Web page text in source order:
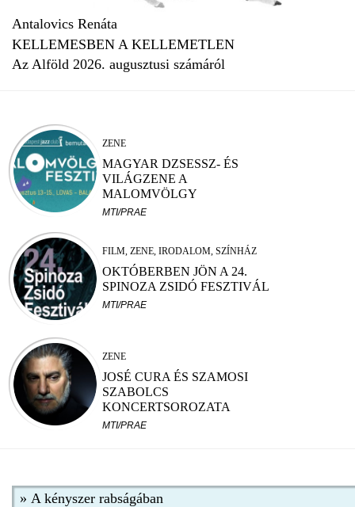
Antalovics Renáta
KELLEMESBEN A KELLEMETLEN
Az Alföld 2026. augusztusi számáról
ZENE
MAGYAR DZSESSZ- ÉS
VILÁGZENE A
MALOMVÖLGY
FESZTIVÁLON
MTI/PRAE
FILM, ZENE, IRODALOM, SZÍNHÁZ
OKTÓBERBEN JÖN A 24.
SPINOZA ZSIDÓ FESZTIVÁL
MTI/PRAE
ZENE
JOSÉ CURA ÉS SZAMOSI
SZABOLCS
KONCERTSOROZATA
MTI/PRAE
» A kényszer rabságában